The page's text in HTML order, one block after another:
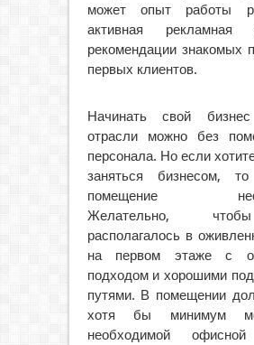
может опыт работы
активная рекламная
рекомендации знакомых
первых клиентов.
Начинать свой
отрасли можно без
персонала. Но если
заняться бизнесом,
помещение
Желательно,
располагалось в
на первом этаже с
подходом и хорошими
путями. В помещении
хотя бы минимум
необходимой